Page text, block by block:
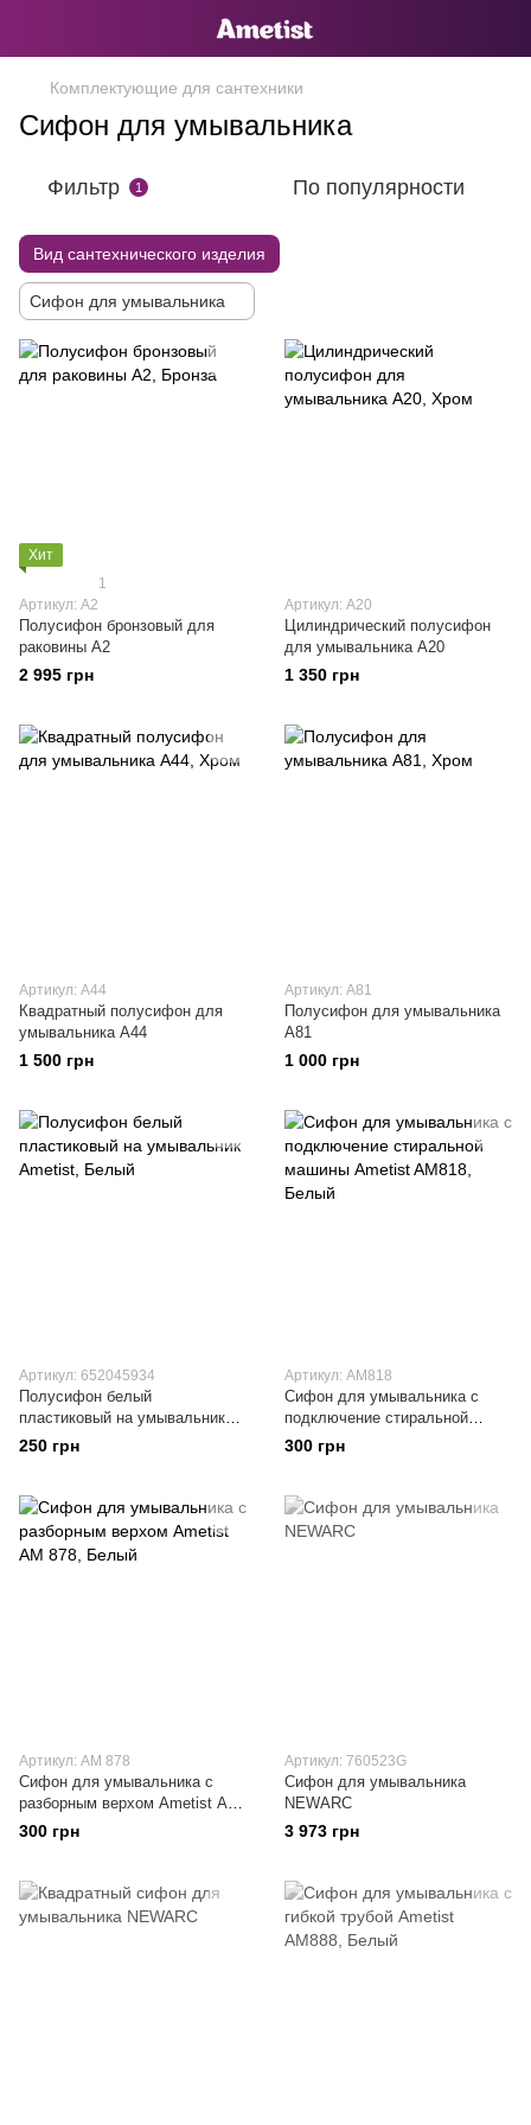
Комплектующие для сантехники
Сифон для умывальника
Фильтр 1 По популярности
Вид сантехнического изделия
Сифон для умывальника
Хит
1
Артикул: А2
Полусифон бронзовый для
раковины А2
2 995 грн
Артикул: А20
Цилиндрический полусифон
для умывальника А20
1 350 грн
Артикул: А44
Квадратный полусифон для
умывальника А44
1 500 грн
Артикул: А81
Полусифон для умывальника
А81
1 000 грн
Артикул: 652045934
Полусифон белый
пластиковый на умывальник
Ametist
250 грн
Артикул: AM818
Сифон для умывальника с
подключение стиральной
машины Ametist AM818
300 грн
Артикул: АМ 878
Сифон для умывальника с
разборным верхом Ametist АМ
878
300 грн
Артикул: 760523G
Сифон для умывальника
NEWARC
3 973 грн